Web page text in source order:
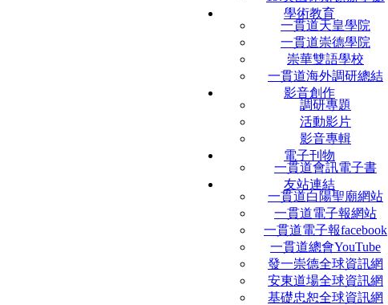
學術教育
一貫道天皇學院
一貫道崇德學院
崇華雙語學校
一貫道海外調研總結
影音創作
調研專題
活動影片
影音專輯
電子刊物
一貫道會訊電子書
友站連結
一貫道白陽聖廟網站
一貫道電子報網站
一貫道電子報facebook
一貫道總會YouTube
發一崇德全球資訊網
安東道場全球資訊網
基礎忠恕全球資訊網